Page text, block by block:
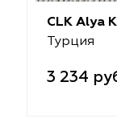
CLK Alya
Турция
3 234